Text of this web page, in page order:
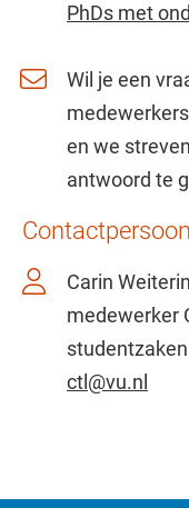
PhDs met
Wil je een
en we
antwoord te
Contactpersoon
Carin
medewerker
studentzaken
ctl@vu.nl